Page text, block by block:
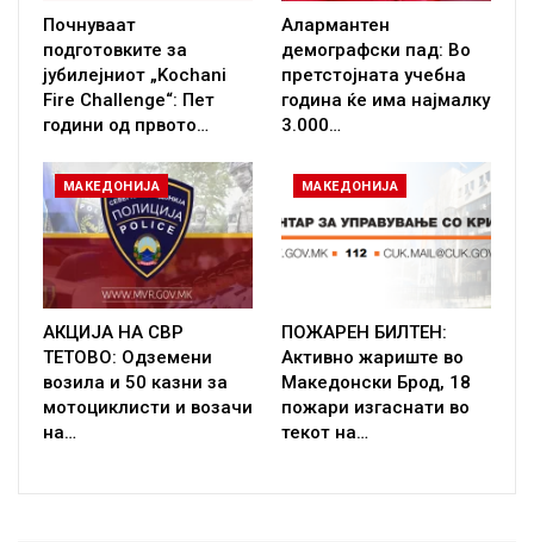
Почнуваат
подготовките за
јубилејниот „Kochani
Fire Challenge“: Пет
години од првото…
Алармантен
демографски пад: Во
претстојната учебна
година ќе има најмалку
3.000…
МАКЕДОНИЈА
АКЦИЈА НА СВР
ТЕТОВО: Одземени
возила и 50 казни за
мотоциклисти и возачи
на…
МАКЕДОНИЈА
ПОЖАРЕН БИЛТЕН:
Активно жариште во
Македонски Брод, 18
пожари изгаснати во
текот на…